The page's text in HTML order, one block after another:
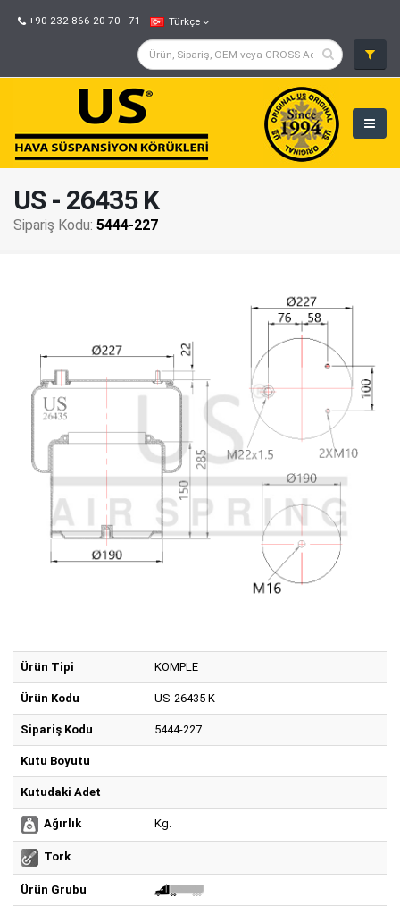
+90 232 866 20 70 - 71 Türkçe
US - 26435 K
Sipariş Kodu: 5444-227
Ürün Tipi KOMPLE
Ürün Kodu US-26435 K
Sipariş Kodu 5444-227
Kutu Boyutu
Kutudaki Adet
Ağırlık Kg.
Tork
Ürün Grubu